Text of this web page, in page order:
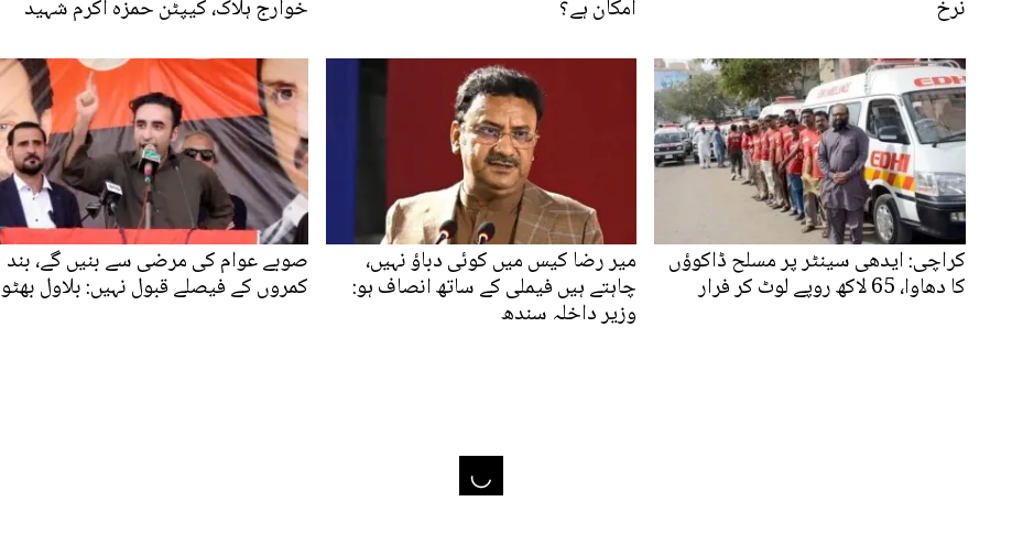
نرخ امکان ہے؟ خوارج ہلاک، کیپٹن حمزہ اکرم شہید
کراچی: ایدھی سینٹر پر مسلح ڈاکوؤں
کا دھاوا، 65 لاکھ روپے لوٹ کر فرار
میر رضا کیس میں کوئی دباؤ نہیں،
چاہتے ہیں فیملی کے ساتھ انصاف ہو:
وزیر داخلہ سندھ
صوبے عوام کی مرضی سے بنیں گے، بند
کمروں کے فیصلے قبول نہیں: بلاول بھٹو